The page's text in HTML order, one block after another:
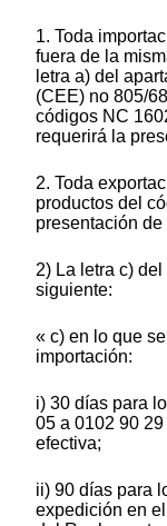
1. Toda
fuera de la
letra a) del
(CEE) no 805/
códigos NC
requerirá la
2. Toda
productos del
presentación
2) La letra c)
siguiente:
« c) en lo que
importación:
i) 30 días para
05 a 0102 90
efectiva;
ii) 90 días para
expedición en